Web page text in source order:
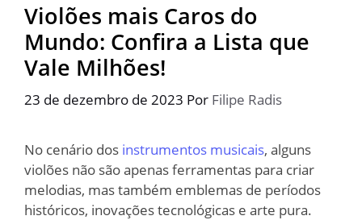
Violões mais Caros do
Mundo: Confira a Lista que
Vale Milhões!
23 de dezembro de 2023 Por Filipe Radis
No cenário dos instrumentos musicais, alguns
violões não são apenas ferramentas para criar
melodias, mas também emblemas de períodos
históricos, inovações tecnológicas e arte pura.